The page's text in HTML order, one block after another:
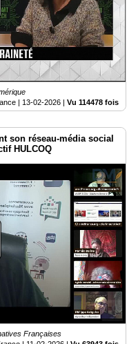
| 13-02-2026 Vu 114478 fois
son réseau-média social
HULCOQ
Françaises